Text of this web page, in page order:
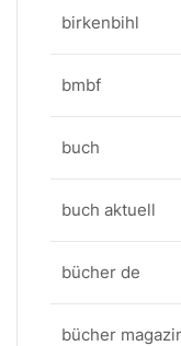
birkenbihl
bmbf
buch
buch aktuell
bücher de
bücher